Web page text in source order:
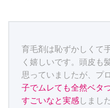
育毛剤は恥ずかしくて
く嬉しいです。頭皮も
思っていましたが、プ
子でムレても全然ベタ
すごいなと実感しまし